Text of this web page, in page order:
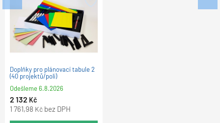
Popisovač na bílé tabule TZ 1
sada 10 barev
Odešleme6.8.2026
464Kč
383,47Kčbez DPH
Popisovač na bílé tabule TZ 100
sada 4 barev (Čv,M,Z,Čr)
Odešleme6.8.2026
122Kč
100,83Kč bez DPH
Doplňky pro plánovací tabule 2
(40 projektů/polí)
Odešleme6.8.2026
2 132 Kč
1 761,98 Kč bez DPH